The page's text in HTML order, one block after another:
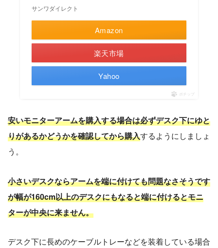
サンワダイレクト
Amazon
楽天市場
Yahoo
ポチップ
安いモニターアームを購入する場合は必ずデスク下にゆと
りがあるかどうかを確認してから購入するようにしましょ
う。
小さいデスクならアームを端に付けても問題なさそうです
が幅が160cm以上のデスクにもなると端に付けるとモニ
ターが中央に来ません。
デスク下に長めのケーブルトレーなどを装着している場合